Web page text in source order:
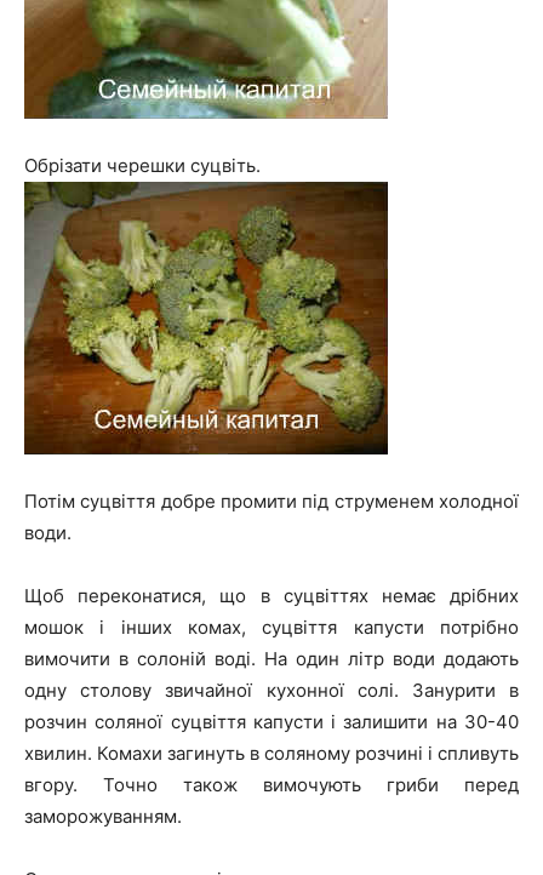
Обрізати черешки суцвіть.
Потім суцвіття добре промити під струменем холодної
води.
Щоб переконатися, що в суцвіттях немає дрібних
мошок і інших комах, суцвіття капусти потрібно
вимочити в солоній воді. На один літр води додають
одну столову звичайної кухонної солі. Занурити в
розчин соляної суцвіття капусти і залишити на 30-40
хвилин. Комахи загинуть в соляному розчині і спливуть
вгору. Точно також вимочують гриби перед
заморожуванням.